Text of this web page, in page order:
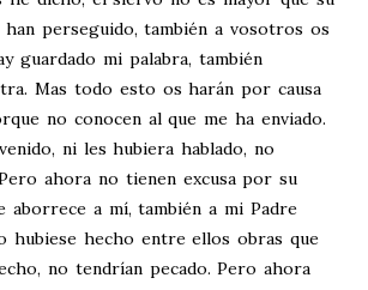
perseguido, también a vosotros os
guardado mi palabra, también
Mas todo esto os harán por causa
no conocen al que me ha enviado.
ni les hubiera hablado, no
ahora no tienen excusa por su
aborrece a mí, también a mi Padre
hubiese hecho entre ellos obras que
no tendrían pecado. Pero ahora